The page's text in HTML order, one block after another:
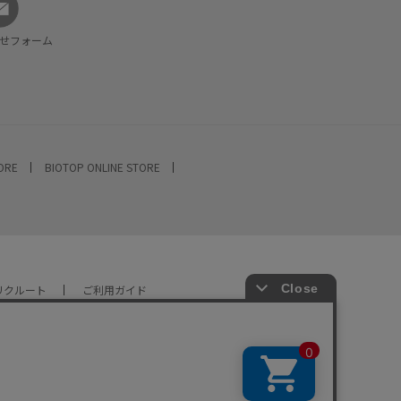
フォーム
BIOTOP ONLINE STORE
クルート ご利用ガイド